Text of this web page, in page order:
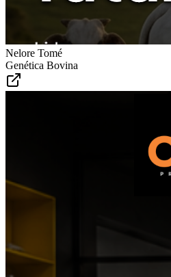
Nelore Tomé
Genética Bovina